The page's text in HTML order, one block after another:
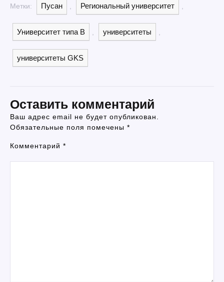
Метки: Пусан , Региональный университет ,
Университет типа B , университеты ,
университеты GKS
Оставить комментарий
Ваш адрес email не будет опубликован.
Обязательные поля помечены *
Комментарий *